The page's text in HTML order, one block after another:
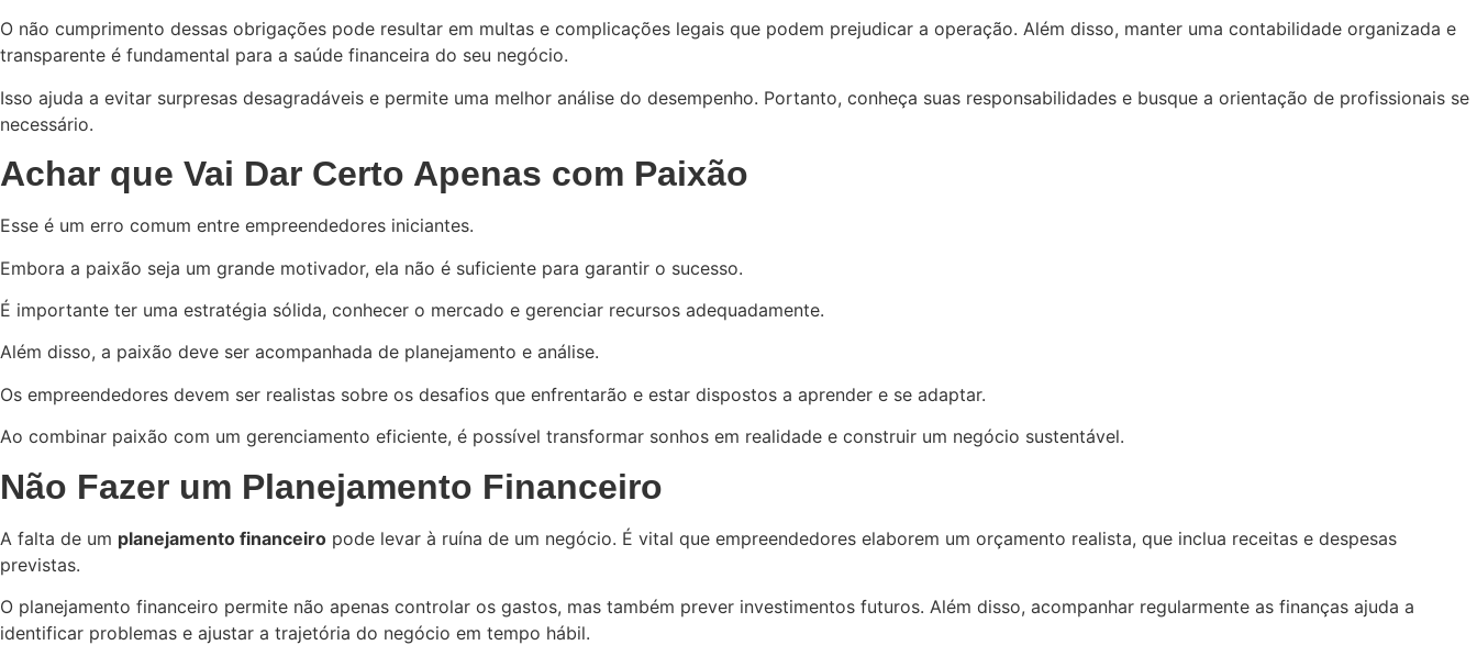
O não cumprimento dessas obrigações pode resultar em multas e complicações legais que podem prejudicar a operação. Além disso, manter uma contabilidade organizada e
transparente é fundamental para a saúde financeira do seu negócio.
Isso ajuda a evitar surpresas desagradáveis e permite uma melhor análise do desempenho. Portanto, conheça suas responsabilidades e busque a orientação de profissionais se
necessário.
Achar que Vai Dar Certo Apenas com Paixão
Esse é um erro comum entre empreendedores iniciantes.
Embora a paixão seja um grande motivador, ela não é suficiente para garantir o sucesso.
É importante ter uma estratégia sólida, conhecer o mercado e gerenciar recursos adequadamente.
Além disso, a paixão deve ser acompanhada de planejamento e análise.
Os empreendedores devem ser realistas sobre os desafios que enfrentarão e estar dispostos a aprender e se adaptar.
Ao combinar paixão com um gerenciamento eficiente, é possível transformar sonhos em realidade e construir um negócio sustentável.
Não Fazer um Planejamento Financeiro
A falta de um planejamento financeiro pode levar à ruína de um negócio. É vital que empreendedores elaborem um orçamento realista, que inclua receitas e despesas
previstas.
O planejamento financeiro permite não apenas controlar os gastos, mas também prever investimentos futuros. Além disso, acompanhar regularmente as finanças ajuda a
identificar problemas e ajustar a trajetória do negócio em tempo hábil.